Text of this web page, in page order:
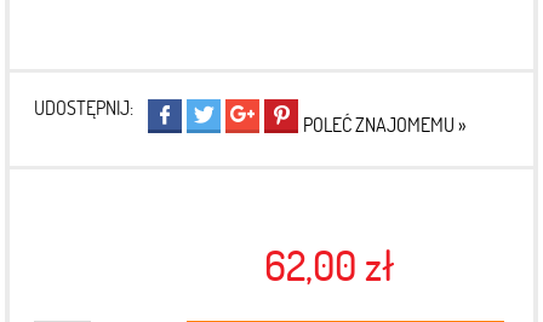
UDOSTĘPNIJ:
POLEĆ ZNAJOMEMU »
62,00 zł